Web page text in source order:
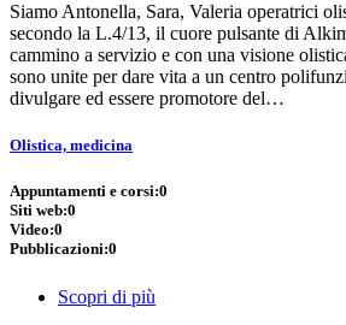
Siamo Antonella, Sara, Valeria operatrici
secondo la L.4/13, il cuore pulsante di
cammino a servizio e con una visione
sono unite per dare vita a un centro
divulgare ed essere promotore del…
Olistica, medicina
Appuntamenti e corsi:0
Siti web:0
Video:0
Pubblicazioni:0
Scopri di più